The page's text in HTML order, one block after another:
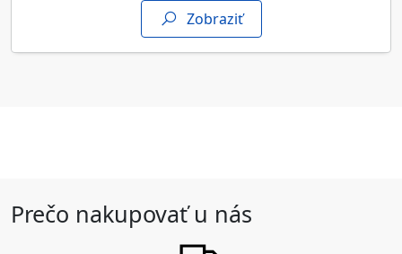
Zobraziť
Prečo nakupovať u nás